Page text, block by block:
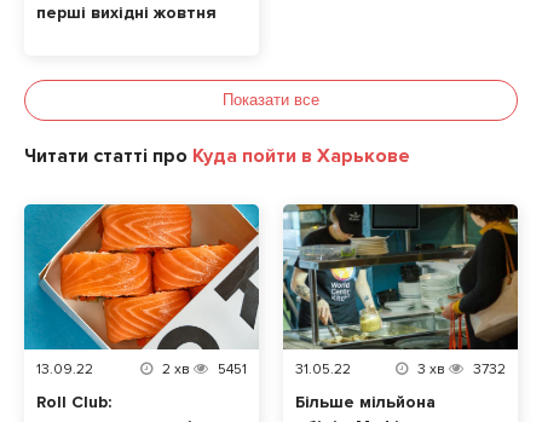
перші вихідні жовтня
Показати все
Читати статті про Куда пойти в Харькове
13.09.22 2 хв 5451
Roll Club:
31.05.22 3 хв 3732
Більше мільйона